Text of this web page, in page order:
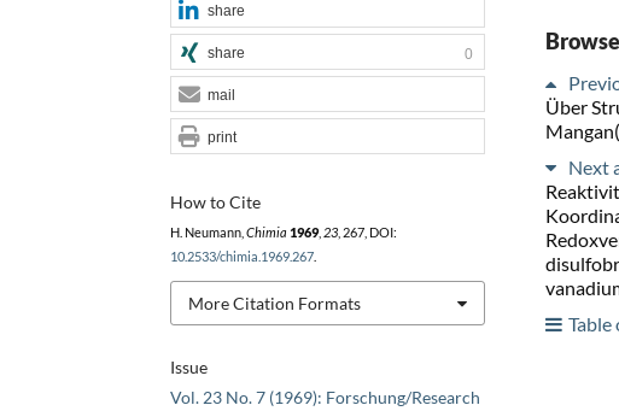
Issue
Vol. 23 No. 7 (1969): Forschung/Research
How to Cite
H. Neumann, Chimia 1969, 23, 267, DOI:
10.2533/chimia.1969.267.
More Citation Formats
share
share 0
mail
print
Über
Next